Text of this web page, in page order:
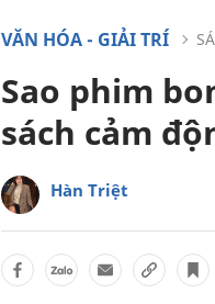
VĂN HÓA - GIẢI TRÍ
Sao phim
sách cảm
Hàn Triệt